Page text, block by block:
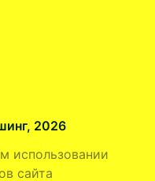
2026
использовании
сайта